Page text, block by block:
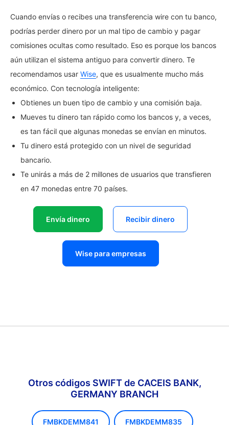
Cuando envías o recibes una transferencia wire con tu banco,
podrías perder dinero por un mal tipo de cambio y pagar
comisiones ocultas como resultado. Eso es porque los bancos
aún utilizan el sistema antiguo para convertir dinero. Te
recomendamos usar Wise, que es usualmente mucho más
económico. Con tecnología inteligente:
Obtienes un buen tipo de cambio y una comisión baja.
Mueves tu dinero tan rápido como los bancos y, a veces,
es tan fácil que algunas monedas se envían en minutos.
Tu dinero está protegido con un nivel de seguridad
bancario.
Te unirás a más de 2 millones de usuarios que transfieren
en 47 monedas entre 70 países.
Envía dinero Recibir dinero
Wise para empresas
Otros códigos SWIFT de CACEIS BANK,
GERMANY BRANCH
FMBKDEMM841 FMBKDEMM835